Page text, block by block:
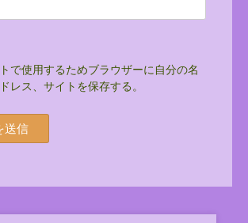
で使用するためブラウザーに自分の名
レス、サイトを保存する。